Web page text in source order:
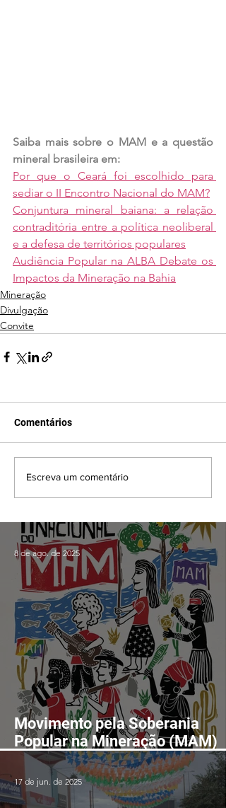
Saiba mais sobre o MAM e a questão
mineral brasileira em:
Por que o Ceará foi escolhido para
sediar o II Encontro Nacional do MAM?
Conjuntura mineral baiana: a relação
contraditória entre a política neoliberal
e a defesa de territórios populares
Audiência Popular na ALBA Debate os
Impactos da Mineração na Bahia
Mineração
Divulgação
Convite
Comentários
Escreva um comentário
Movimento pela Soberania
Popular na Mineração (MAM)
realizará II Encontro Nacional
em Fortaleza-CE entre os dias
24 e 28 de agosto
8 de ago. de 2025
17 de jun. de 2025